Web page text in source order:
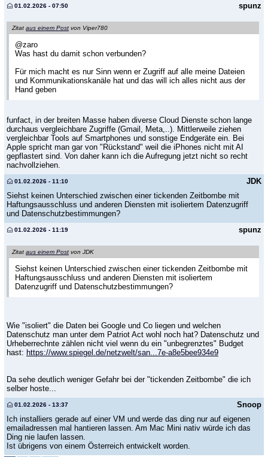
spunz
01.02.2026 - 07:50
Zitat aus einem Post von Viper780
@zaro
Was hast du damit schon verbunden?
Für mich macht es nur Sinn wenn er Zugriff auf alle meine Dateien
und Kommunikationskanäle hat und das will ich alles nicht aus der
Hand geben
funfact, in der breiten Masse haben diverse Cloud Dienste schon lange
durchaus vergleichbare Zugriffe (Gmail, Meta,..). Mittlerweile ziehen
vergleichbar Tools auf Smartphones und sonstige Endgeräte ein. Bei
Apple spricht man gar von "Rückstand" weil die iPhones nicht mit AI
gepflastert sind. Von daher kann ich die Aufregung jetzt nicht so recht
nachvollziehen.
JDK
01.02.2026 - 11:10
Siehst keinen Unterschied zwischen einer tickenden Zeitbombe mit
Haftungsausschluss und anderen Diensten mit isoliertem Datenzugriff
und Datenschutzbestimmungen?
spunz
01.02.2026 - 11:19
Zitat aus einem Post von JDK
Siehst keinen Unterschied zwischen einer tickenden Zeitbombe mit
Haftungsausschluss und anderen Diensten mit isoliertem
Datenzugriff und Datenschutzbestimmungen?
Wie "isoliert" die Daten bei Google und Co liegen und welchen
Datenschutz man unter dem Patriot Act wohl noch hat? Datenschutz und
Urheberrechnte zählen nicht viel wenn du ein "unbegrenztes" Budget
hast: https://www.spiegel.de/netzwelt/san...7e-a8e5bee934e9
Da sehe deutlich weniger Gefahr bei der "tickenden Zeitbombe" die ich
selber hoste...
Snoop
01.02.2026 - 13:37
Ich installiers gerade auf einer VM und werde das ding nur auf eigenen
emailadressen mal hantieren lassen. Am Mac Mini nativ würde ich das
Ding nie laufen lassen.
Ist übrigens von einem Österreich entwickelt worden.